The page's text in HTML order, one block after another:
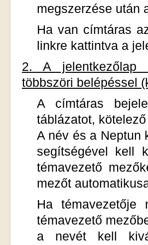
megszerzése után
Ha van címtáras
linkre kattintva a
2. A jelentkezőlap
többszöri belépéssel
A címtáras
táblázatot,
A név és a Neptun
segítségével kell
témavezető
mezőt
Ha
témavezető
a nevét kell